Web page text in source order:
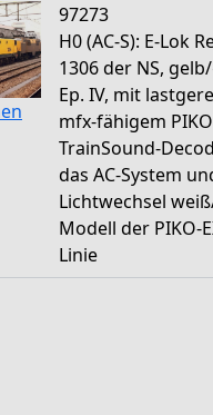
97273
H0 (AC-S): E-Lok
1306 der NS,
Ep. IV, mit
mfx-fähigem
TrainSound-
das AC-System
Lichtwechsel
Modell der PIKO-
Linie